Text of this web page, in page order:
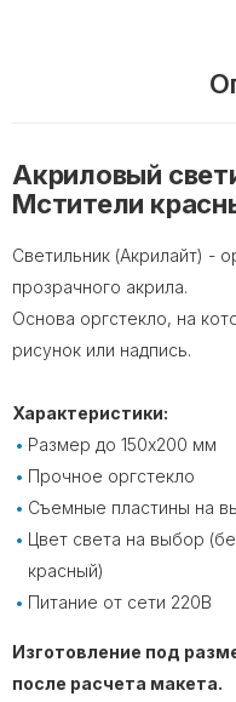
Акриловый
Мстители
Светильник (Акрилайт) -
прозрачного акрила.
Основа оргстекло, на
рисунок или надпись.
Характеристики:
Размер до 150х200 мм
Прочное оргстекло
Съемные пластины на
Цвет света на выбор
красный)
Питание от сети 220В
Изготовление под
после расчета макета.